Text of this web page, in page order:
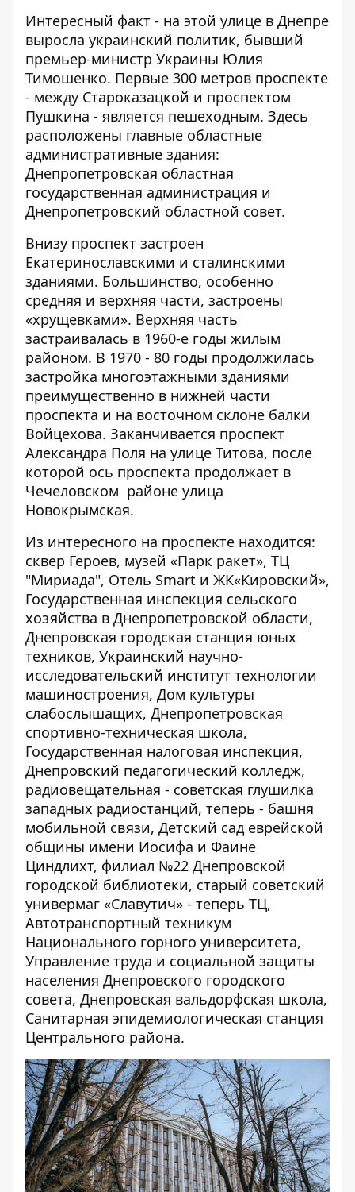
Интересный факт - на этой улице в Днепре
выросла украинский политик, бывший
премьер-министр Украины Юлия
Тимошенко. Первые 300 метров проспекте
- между Староказацкой и проспектом
Пушкина - является пешеходным. Здесь
расположены главные областные
административные здания:
Днепропетровская областная
государственная администрация и
Днепропетровский областной совет.
Внизу проспект застроен
Екатеринославскими и сталинскими
зданиями. Большинство, особенно
средняя и верхняя части, застроены
«хрущевками». Верхняя часть
застраивалась в 1960-е годы жилым
районом. В 1970 - 80 годы продолжилась
застройка многоэтажными зданиями
преимущественно в нижней части
проспекта и на восточном склоне балки
Войцехова. Заканчивается проспект
Александра Поля на улице Титова, после
которой ось проспекта продолжает в
Чечеловском районе улица
Новокрымская.
Из интересного на проспекте находится:
сквер Героев, музей «Парк ракет», ТЦ
"Мириада", Отель Smart и ЖК«Кировский»,
Государственная инспекция сельского
хозяйства в Днепропетровской области,
Днепровская городская станция юных
техников, Украинский научно-
исследовательский институт технологии
машиностроения, Дом культуры
слабослышащих, Днепропетровская
спортивно-техническая школа,
Государственная налоговая инспекция,
Днепровский педагогический колледж,
радиовещательная - советская глушилка
западных радиостанций, теперь - башня
мобильной связи, Детский сад еврейской
общины имени Иосифа и Фаине
Циндлихт, филиал №22 Днепровской
городской библиотеки, старый советский
универмаг «Славутич» - теперь ТЦ,
Автотранспортный техникум
Национального горного университета,
Управление труда и социальной защиты
населения Днепровского городского
совета, Днепровская вальдорфская школа,
Санитарная эпидемиологическая станция
Центрального района.